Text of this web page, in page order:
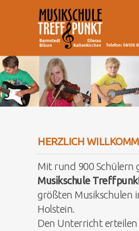
HERZLICH
Mit rund 900 Schülern
Musikschule
größten Musikschulen
Holstein.
Den Unterricht erteilen